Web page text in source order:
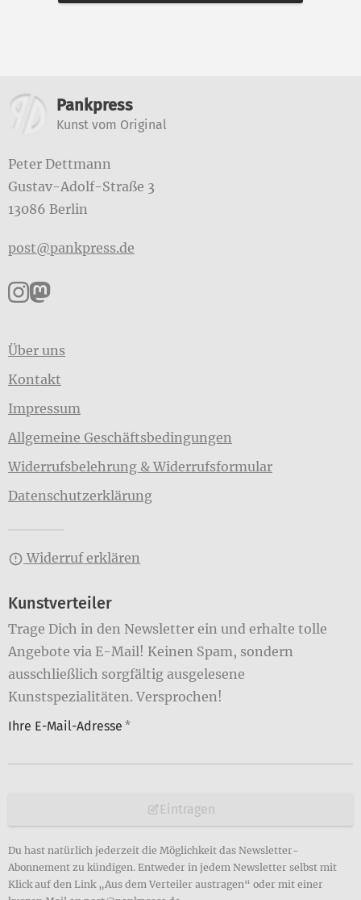
Weitere Informationen
Pankpress
Kunst vom Original
Peter Dettmann
Gustav-Adolf-Straße 3
13086 Berlin
post@pankpress.de
Pankpress auf Instagram
Pankpress auf Mastodon
Über uns
Kontakt
Impressum
Allgemeine Geschäftsbedingungen
Widerrufsbelehrung & Widerrufsformular
Datenschutzerklärung
Widerruf erklären
Kunstverteiler
Trage Dich in den Newsletter ein und erhalte tolle
Angebote via E-Mail! Keinen Spam, sondern
ausschließlich sorgfältig ausgelesene
Kunstspezialitäten. Versprochen!
Ihre E-Mail-Adresse *
Eintragen
Du hast natürlich jederzeit die Möglichkeit das Newsletter-
Abonnement zu kündigen. Entweder in jedem Newsletter selbst mit
Klick auf den Link „Aus dem Verteiler austragen“ oder mit einer